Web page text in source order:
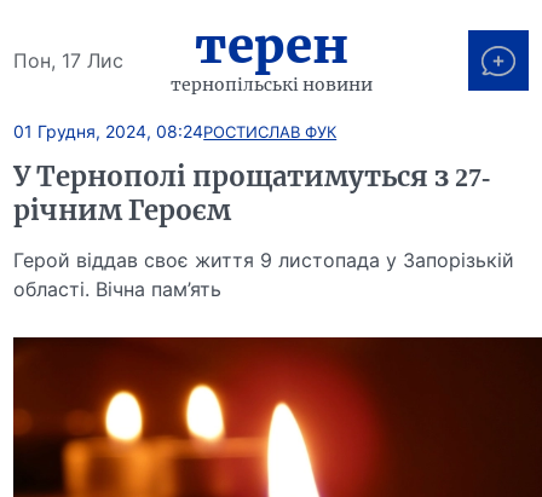
Пон, 17 Лис терен
тернопільські новини
01 Грудня, 2024, 08:24РОСТИСЛАВ ФУК
У Тернополі прощатимуться з 27-
річним Героєм
Герой віддав своє життя 9 листопада у Запорізькій
області. Вічна пам’ять